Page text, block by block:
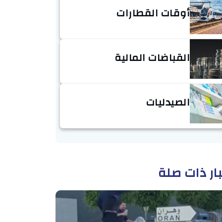
أوقات القطارات
القباضات المالية
الصيدليات
ذات صلة